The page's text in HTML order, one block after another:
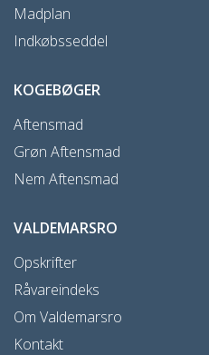
Madplan
Indkøbsseddel
KOGEBØGER
Aftensmad
Grøn Aftensmad
Nem Aftensmad
VALDEMARSRO
Opskrifter
Råvareindeks
Om Valdemarsro
Kontakt